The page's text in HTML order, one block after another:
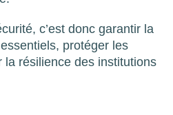
c’est donc garantir la
protéger les
la résilience des institutions